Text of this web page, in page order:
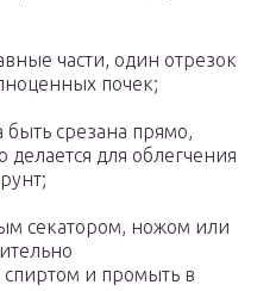
части, один отрезок
почек;
быть срезана прямо,
делается для облегчения
секатором, ножом или
и промыть в